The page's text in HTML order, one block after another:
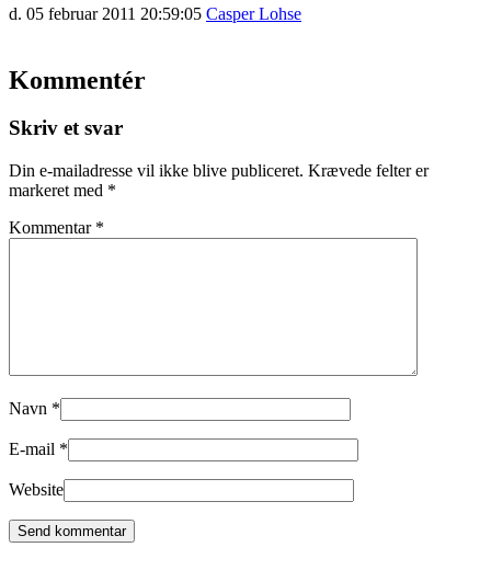
d. 05 februar 2011 20:59:05 Casper Lohse
Kommentér
Skriv et svar
Din e-mailadresse vil ikke blive publiceret. Krævede felter er
markeret med *
Kommentar *
Navn *
E-mail *
Website